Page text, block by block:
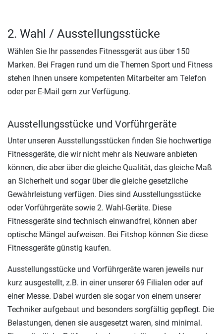
2. Wahl / Ausstellungsstücke
Wählen Sie Ihr passendes Fitnessgerät aus über 150
Marken. Bei Fragen rund um die Themen Sport und Fitness
stehen Ihnen unsere kompetenten Mitarbeiter am Telefon
oder per E-Mail gern zur Verfügung.
Ausstellungsstücke und Vorführgeräte
Unter unseren Ausstellungsstücken finden Sie hochwertige
Fitnessgeräte, die wir nicht mehr als Neuware anbieten
können, die aber über die gleiche Qualität, das gleiche Maß
an Sicherheit und sogar über die gleiche gesetzliche
Gewährleistung verfügen. Dies sind Ausstellungsstücke
oder Vorführgeräte sowie 2. Wahl-Geräte. Diese
Fitnessgeräte sind technisch einwandfrei, können aber
optische Mängel aufweisen. Bei Fitshop können Sie diese
Fitnessgeräte günstig kaufen.
Ausstellungsstücke und Vorführgeräte waren jeweils nur
kurz ausgestellt, z.B. in einer unserer 69 Filialen oder auf
einer Messe. Dabei wurden sie sogar von einem unserer
Techniker aufgebaut und besonders sorgfältig gepflegt. Die
Belastungen, denen sie ausgesetzt waren, sind minimal.